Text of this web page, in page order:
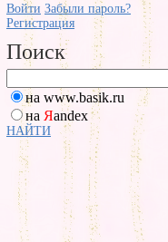
Войти Забыли пароль?
Регистрация
Поиск
на www.basik.ru
на Яandex
НАЙТИ